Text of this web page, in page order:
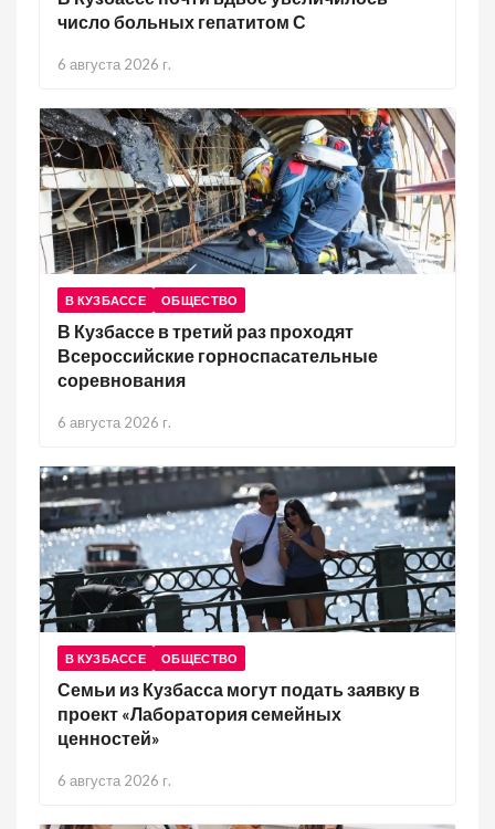
число больных гепатитом С
6 августа 2026 г.
В КУЗБАССЕ ОБЩЕСТВО
В Кузбассе в третий раз проходят
Всероссийские горноспасательные
соревнования
6 августа 2026 г.
В КУЗБАССЕ ОБЩЕСТВО
Семьи из Кузбасса могут подать заявку в
проект «Лаборатория семейных
ценностей»
6 августа 2026 г.